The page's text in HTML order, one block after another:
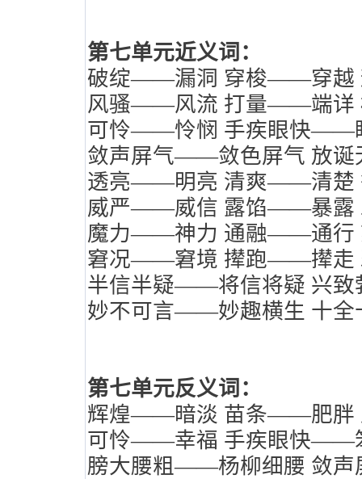
第七单元近义词：
破绽——漏洞 穿梭——穿越
风骚——风流 打量——端详
可怜——怜悯 手疾眼快——
敛声屏气——敛色屏气 放
透亮——明亮 清爽——清楚
威严——威信 露馅——暴露
魔力——神力 通融——通行
窘况——窘境 撵跑——撵走
半信半疑——将信将疑 兴
妙不可言——妙趣横生 十
第七单元反义词：
辉煌——暗淡 苗条——肥胖
可怜——幸福 手疾眼快——
膀大腰粗——杨柳细腰 敛